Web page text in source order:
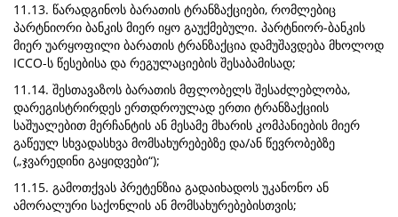
11.13. წარადგინოს ბარათის ტრანზაქციები, რომლებიც
პარტნიორი ბანკის მიერ იყო გაუქმებული. პარტნიორ-ბანკის
მიერ უარყოფილი ბარათის ტრანზაქცია დამუშავდება მხოლოდ
ICCO-ს წესებისა და რეგულაციების შესაბამისად;
11.14. შესთავაზოს ბარათის მფლობელს შესაძლებლობა,
დარეგისტრირდეს ერთდროულად ერთი ტრანზაქციის
საშუალებით მერჩანტის ან მესამე მხარის კომპანიების მიერ
გაწეულ სხვადასხვა მომსახურებებზე და/ან წევრობებზე
(„ჯვარედინი გაყიდვები“);
11.15. გამოთქვას პრეტენზია გადაიხადოს უკანონო ან
ამორალური საქონლის ან მომსახურებებისთვის;